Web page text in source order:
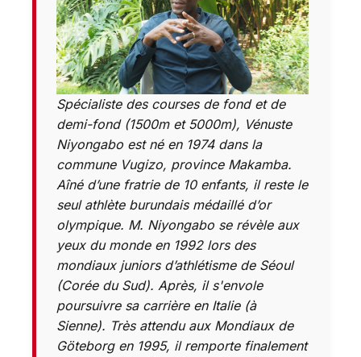
Spécialiste des courses de fond et de
demi-fond (1500m et 5000m), Vénuste
Niyongabo est né en 1974 dans la
commune Vugizo, province Makamba.
Aîné d’une fratrie de 10 enfants, il reste le
seul athlète burundais médaillé d’or
olympique. M. Niyongabo se révèle aux
yeux du monde en 1992 lors des
mondiaux juniors d’athlétisme de Séoul
(Corée du Sud). Après, il s'envole
poursuivre sa carrière en Italie (à
Sienne). Très attendu aux Mondiaux de
Göteborg en 1995, il remporte finalement